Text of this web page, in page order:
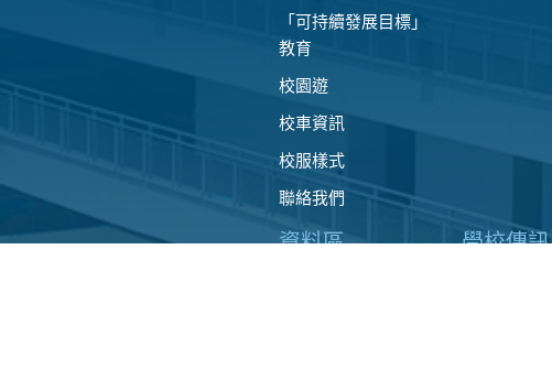
「可持續發展目標」
教育
校園遊
校車資訊
校服樣式
聯絡我們
資料區 學校傳訊